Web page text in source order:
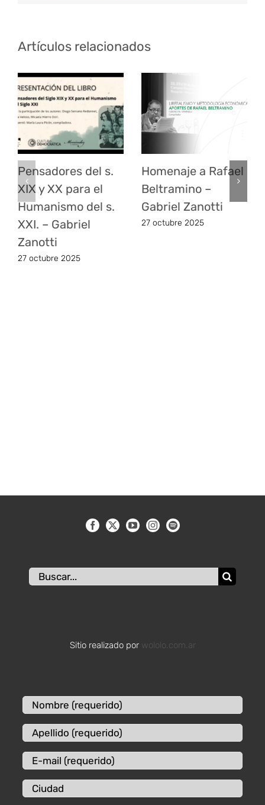
Artículos relacionados
Pensadores del s.
XIX y XX para el
Humanismo del s.
XXI. – Gabriel
Zanotti
27 octubre 2025
Homenaje a Rafael
Beltramino –
Gabriel Zanotti
27 octubre 2025
Buscar:
Sitio realizado por wololo.com.ar